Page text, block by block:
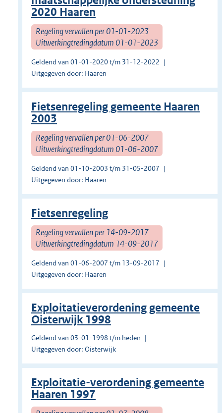
2020 Haaren
Regeling vervallen per 01-01-2023
Uitwerkingtredingdatum 01-01-2023
Geldend van 01-01-2020 t/m 31-12-2022
Uitgegeven door: Haaren
Fietsenregeling gemeente Haaren
2003
Regeling vervallen per 01-06-2007
Uitwerkingtredingdatum 01-06-2007
Geldend van 01-10-2003 t/m 31-05-2007
Uitgegeven door: Haaren
Fietsenregeling
Regeling vervallen per 14-09-2017
Uitwerkingtredingdatum 14-09-2017
Geldend van 01-06-2007 t/m 13-09-2017
Uitgegeven door: Haaren
Exploitatieverordening gemeente
Oisterwijk 1998
Geldend van 03-01-1998 t/m heden
Uitgegeven door: Oisterwijk
Exploitatie-verordening gemeente
Haaren 1997